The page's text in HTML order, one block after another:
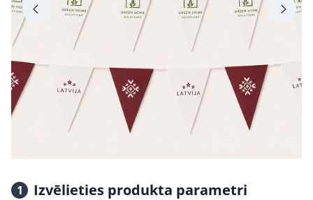
1 Izvēlieties produkta parametri